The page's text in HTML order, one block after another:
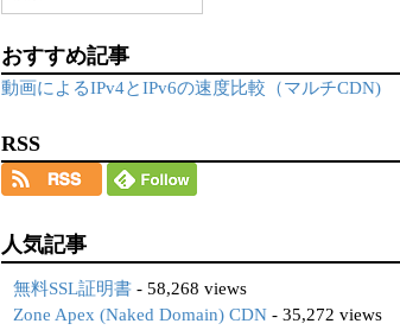
おすすめ記事
動画によるIPv4とIPv6の速度比較（マルチCDN)
RSS
人気記事
無料SSL証明書 - 58,268 views
Zone Apex (Naked Domain) CDN - 35,272 views